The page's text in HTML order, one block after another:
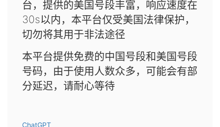
台，提供的美国号段丰富，响应速度在
30s以内，本平台仅受美国法律保护，
切勿将其用于非法途径
本平台提供免费的中国号段和美国号段
号码，由于使用人数众多，可能会有部
分延迟，请耐心等待
ChatGPT